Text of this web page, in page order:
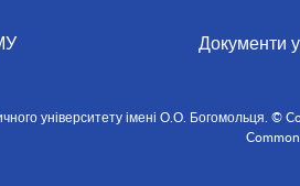
Документи
університету імені О.О. Богомольця. ©